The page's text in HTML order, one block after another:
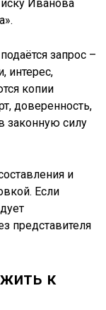
Иванова
запрос –
интерес,
копии
доверенность,
законную силу
и
Если
представителя
к